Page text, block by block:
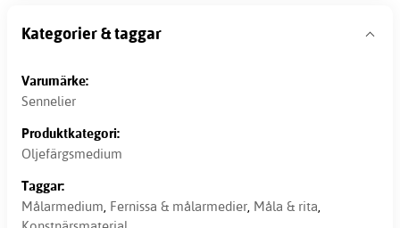
Kategorier & taggar
Varumärke:
Sennelier
Produktkategori:
Oljefärgsmedium
Taggar:
Målarmedium, Fernissa & målarmedier, Måla & rita,